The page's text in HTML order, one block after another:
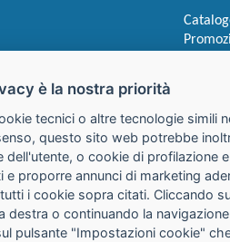
è la nostra priorità
tecnici o altre tecnologie simili
questo sito web potrebbe
dell'utente, o cookie di
e proporre annunci di marketing
i cookie sopra citati. Cliccando
destra o continuando la
pulsante "Impostazioni cookie"